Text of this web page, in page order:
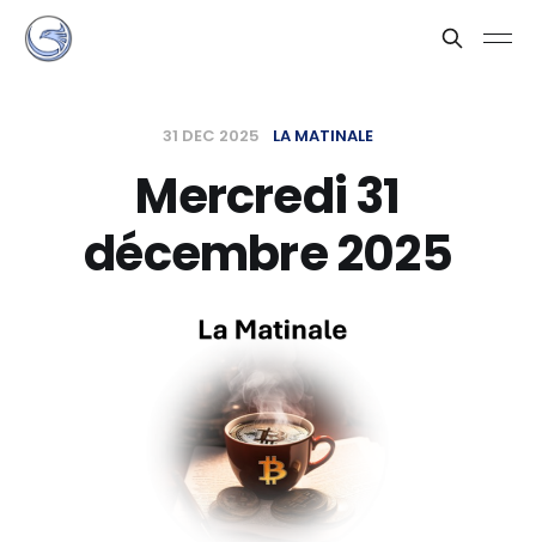
31 DEC 2025 LA MATINALE
Mercredi 31
décembre 2025